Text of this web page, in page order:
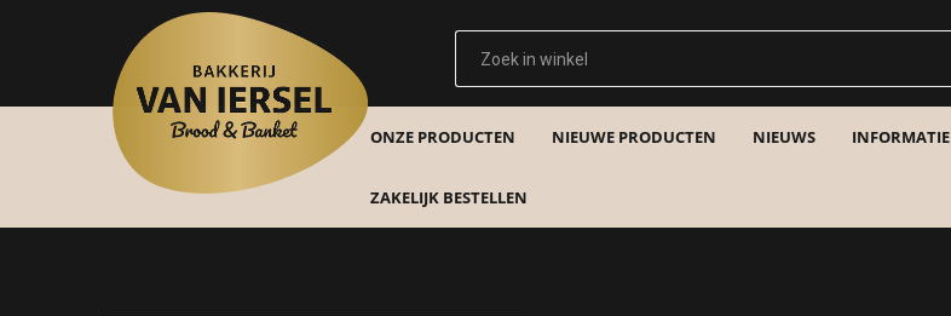
ONZE PRODUCTEN NIEUWE PRODUCTEN NIEUWS INFORMATIE
ZAKELIJK BESTELLEN